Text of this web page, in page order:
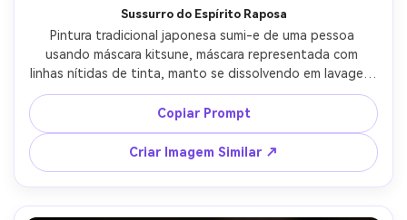
Sussurro do Espírito Raposa
Pintura tradicional japonesa sumi-e de uma pessoa
usando máscara kitsune, máscara representada com
linhas nítidas de tinta, manto se dissolvendo em lavagem
e respingos, silhueta distante de torii ao fundo,
atmosfera misteriosa, paleta minimalista, grande espaço
negativo, textura de papel de arroz, selo vermelho, lente
85mm, profundidade de campo rasa --ar 4:5
Copiar Prompt
Criar Imagem Similar ↗